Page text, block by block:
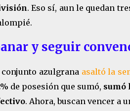
. Eso sí, aun le quedan
y seguir
conjunto azulgrana asaltó la
de posesión que sumó, sumó
. Ahora, buscan vencer a